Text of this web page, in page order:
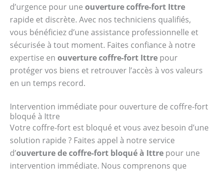
d’urgence pour une ouverture coffre-fort Ittre
rapide et discrète. Avec nos techniciens qualifiés,
vous bénéficiez d’une assistance professionnelle et
sécurisée à tout moment. Faites confiance à notre
expertise en ouverture coffre-fort Ittre pour
protéger vos biens et retrouver l’accès à vos valeurs
en un temps record.
Intervention immédiate pour ouverture de coffre-fort
bloqué à Ittre
Votre coffre-fort est bloqué et vous avez besoin d’une
solution rapide ? Faites appel à notre service
d’ouverture de coffre-fort bloqué à Ittre pour une
intervention immédiate. Nous comprenons que